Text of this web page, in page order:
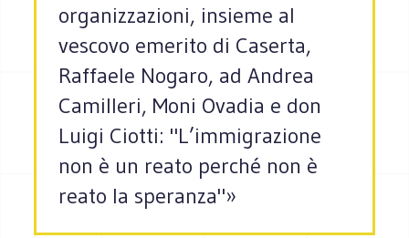
organizzazioni, insieme al
vescovo emerito di Caserta,
Raffaele Nogaro, ad Andrea
Camilleri, Moni Ovadia e don
Luigi Ciotti: "L’immigrazione
non è un reato perché non è
reato la speranza"»